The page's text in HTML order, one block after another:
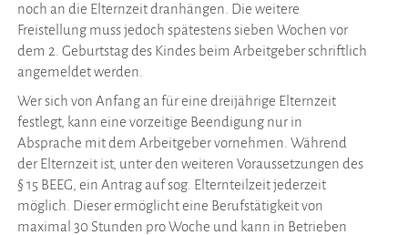
noch an die Elternzeit dranhängen. Die weitere
Freistellung muss jedoch spätestens sieben Wochen vor
dem 2. Geburtstag des Kindes beim Arbeitgeber schriftlich
angemeldet werden.
Wer sich von Anfang an für eine dreijährige Elternzeit
festlegt, kann eine vorzeitige Beendigung nur in
Absprache mit dem Arbeitgeber vornehmen. Während
der Elternzeit ist, unter den weiteren Voraussetzungen des
§ 15 BEEG, ein Antrag auf sog. Elternteilzeit jederzeit
möglich. Dieser ermöglicht eine Berufstätigkeit von
maximal 30 Stunden pro Woche und kann in Betrieben